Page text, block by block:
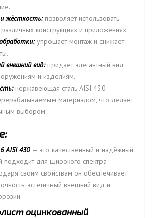
жёсткость:позволяет использовать
конструкциях и приложениях.
упрощает монтаж и снижает
внешний вид:придает элегантный вид
и изделиям.
нержавеющая сталь AISI 430
материалом, что делает
выбором.
AISI 430 — это качественный и надёжный
подходит для широкого спектра
своим свойствам он обеспечивает
эстетичный внешний вид и
оцинкованный